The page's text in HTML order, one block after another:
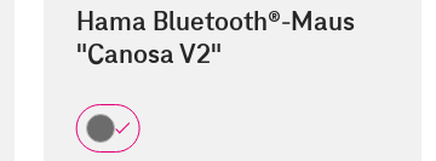
Hama Bluetooth®-Maus
"Canosa V2"